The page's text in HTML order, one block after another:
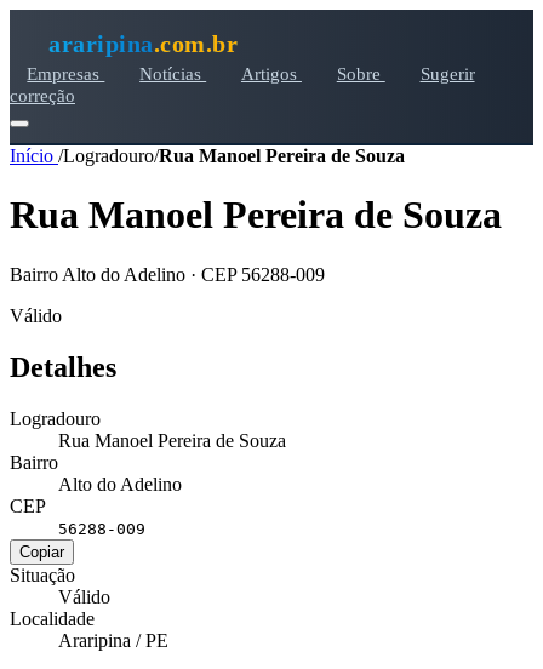
araripina.com.br
Empresas Notícias Artigos Sobre
Sugerir
correção
Início /Logradouro/Rua Manoel Pereira de Souza
Rua Manoel Pereira de Souza
Bairro Alto do Adelino · CEP 56288-009
Válido
Detalhes
Logradouro
Rua Manoel Pereira de Souza
Bairro
Alto do Adelino
CEP
56288-009
Copiar
Situação
Válido
Localidade
Araripina / PE